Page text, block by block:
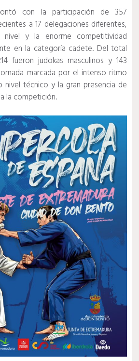
con la participación de 357
a 17 delegaciones diferentes,
nivel y la enorme competitividad
en la categoría cadete. Del total
fueron judokas masculinos y 143
marcada por el intenso ritmo
técnico y la gran presencia de
la competición.